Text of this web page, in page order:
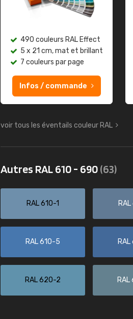
490 couleurs RAL Effect
5 x 21 cm, mat et brillant
7 couleurs par page
Infos / commande
voir tous les éventails couleur RAL
Autres RAL 610 - 690(63)
RAL 610-1
RAL 610-5
RAL 620-2